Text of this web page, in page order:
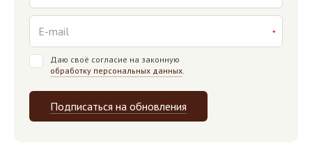
Даю своё согласие на законную
обработку персональных данных.
Подписаться на обновления